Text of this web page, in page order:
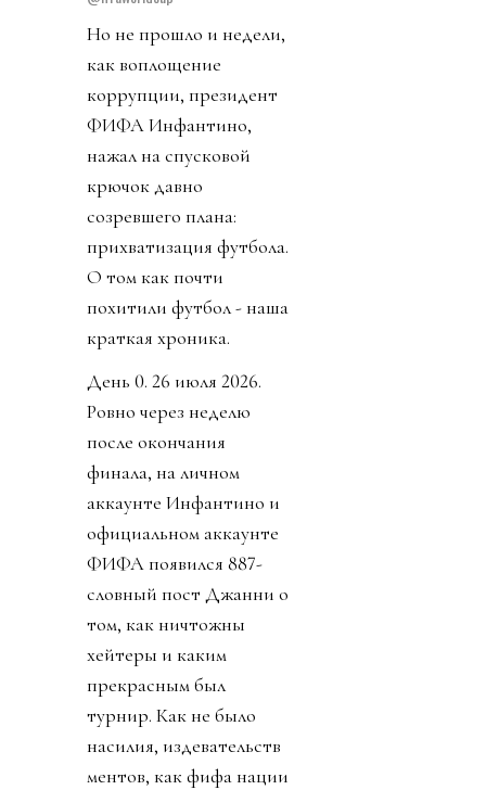
Но не прошло и недели,
как воплощение
коррупции, президент
ФИФА Инфантино,
нажал на спусковой
крючок давно
созревшего плана:
прихватизация футбола.
О том как почти
похитили футбол - наша
краткая хроника.
День 0. 26 июля 2026.
Ровно через неделю
после окончания
финала, на личном
аккаунте Инфантино и
официальном аккаунте
ФИФА появился 887-
словный пост Джанни о
том, как ничтожны
хейтеры и каким
прекрасным был
турнир. Как не было
насилия, издевательств
ментов, как фифа нации